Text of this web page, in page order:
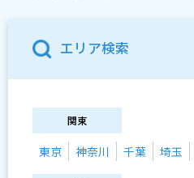
エリア検索
関東
東京 神奈川 千葉 埼玉